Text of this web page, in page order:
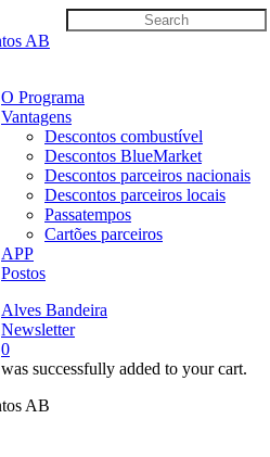
O Programa
Vantagens
Descontos combustível
Descontos BlueMarket
Descontos parceiros nacionais
Descontos parceiros locais
Passatempos
Cartões parceiros
APP
Postos
Alves Bandeira
Newsletter
0
was successfully added to your cart.